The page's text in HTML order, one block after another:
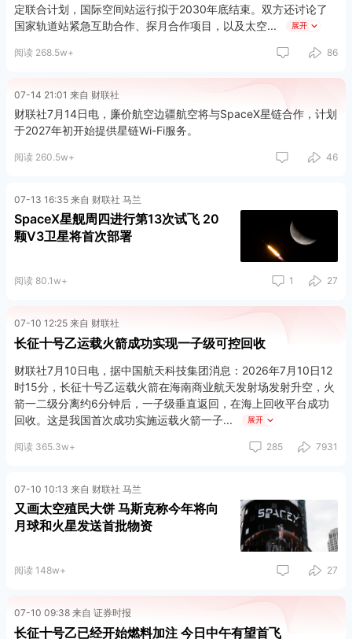
定联合计划，国际空间站运行拟于2030年底结束。双方还讨论了
国家轨道站紧急互助合作、探月合作项目，以及太空
展开
阅读 268.5w+ 86
07-14 21:01 来自 财联社
财联社7月14日电，廉价航空边疆航空将与SpaceX星链合作，计划
于2027年初开始提供星链Wi-Fi服务。
阅读 260.5w+ 46
07-13 16:35 来自 财联社 马兰
SpaceX星舰周四进行第13次试飞 20
颗V3卫星将首次部署
阅读 80.1w+ 1 27
07-10 12:25 来自 财联社
长征十号乙运载火箭成功实现一子级可控回收
财联社7月10日电，据中国航天科技集团消息：2026年7月10日12
时15分，长征十号乙运载火箭在海南商业航天发射场发射升空，火
箭一二级分离约6分钟后，一子级垂直返回，在海上回收平台成功
回收。这是我国首次成功实施运载火箭一子
展开
阅读 365.3w+ 285 7931
07-10 10:13 来自 财联社 马兰
又画太空殖民大饼 马斯克称今年将向
月球和火星发送首批物资
阅读 148w+ 27
07-10 09:38 来自 证券时报
长征十号乙已经开始燃料加注 今日中午有望首飞